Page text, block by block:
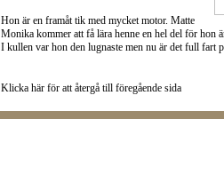
Hon är en framåt tik med mycket motor. Matte
Monika kommer att få lära henne en hel del för hon
I kullen var hon den lugnaste men nu är det full fart
Klicka här för att återgå till föregående sida